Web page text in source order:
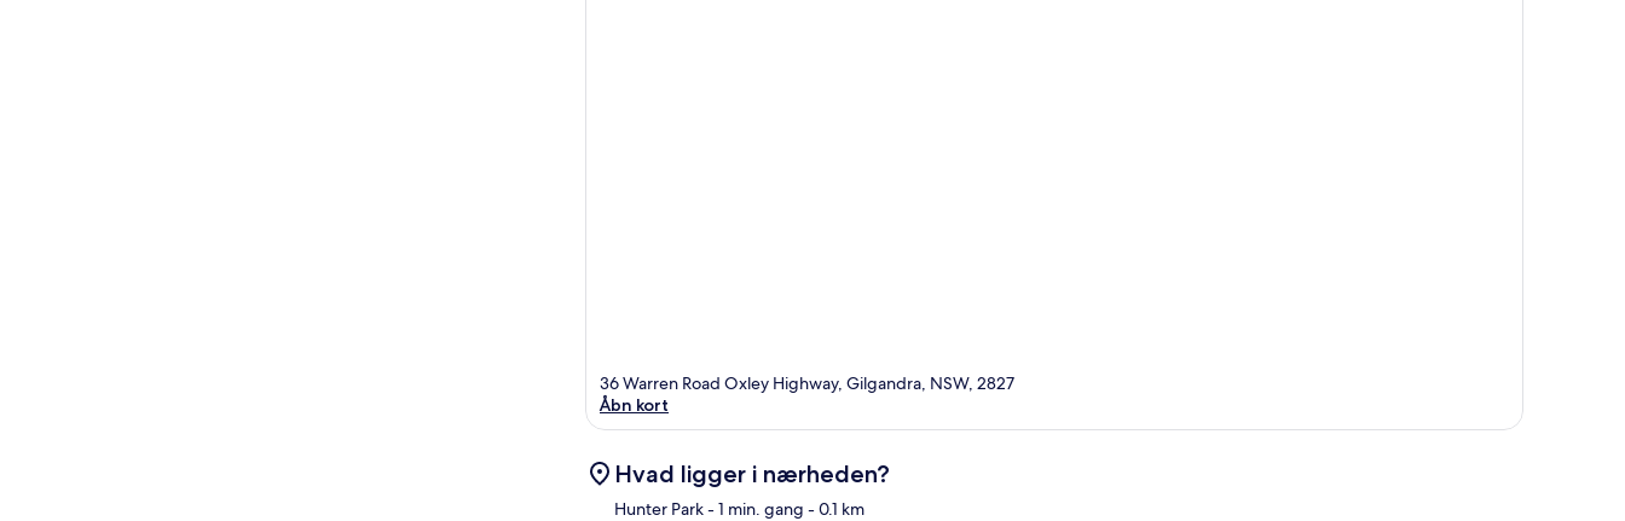
36 Warren Road Oxley Highway, Gilgandra, NSW, 2827
Åbn kort
Hvad ligger i nærheden?
Hunter Park- 1 min. gang - 0.1 km